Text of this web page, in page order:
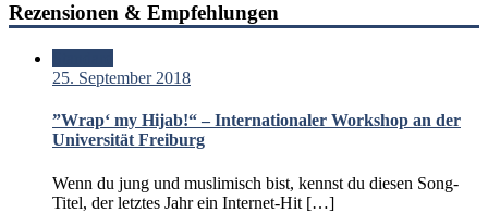
Rezensionen & Empfehlungen
25. September 2018
”Wrap‘ my Hijab!“ – Internationaler Workshop an der
Universität Freiburg
Wenn du jung und muslimisch bist, kennst du diesen Song-
Titel, der letztes Jahr ein Internet-Hit […]